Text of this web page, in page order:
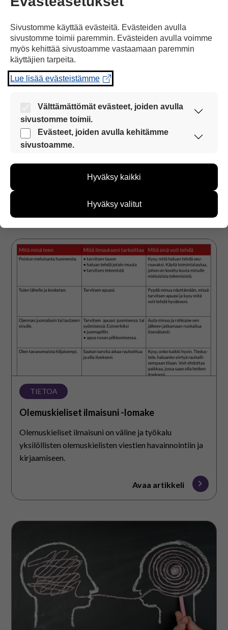
keskustelumattomenetelmä
TIETOA
Talking Mats® -keskustelumattomenetelmä
Talking Mats® -menetelmässä käytetään
kuvakortteja apuna mielipiteen ilmaisussa.
Avaa artikkeli
Olemuskieliset
ilmaisuni
TIETOA
Olemuskieliset ilmaisuni -lomake
Olemuskieliset ilmaisuni on väline ja työkalu
yksilöllisten olemuskielisten viestien havainnointiin ja
kirjaamiseen.
Avaa artikkeli
Selkokieli
Sivustomme käyttää evästeitä. Evästeiden avulla
sivustomme toimii paremmin. Evästeiden avulla voimme
myös kehittää sivustoamme vastaamaan paremmin
käyttäjien tarpeita.
Lue lisää evästeistämme
Välttämättömät evästeet, joiden avulla
sivustomme toimii.
Nämä evästeet ovat aina käytössä, jotta
sivustoamme voi käyttää sujuvasti ja turvallisesti.
Evästeet, joiden avulla kehitämme
sivustoamme.
kehittää sivustoamme vastaamaan paremmin
kävijämääristä ja siitä, mitä sivuja käytetään ja
miten sivuilla liikutaan. Emme kuitenkaan kerää
Voit valita, hyväksytkö näiden evästeiden käytön.
Hyväksy kaikki
Hyväksy valitut